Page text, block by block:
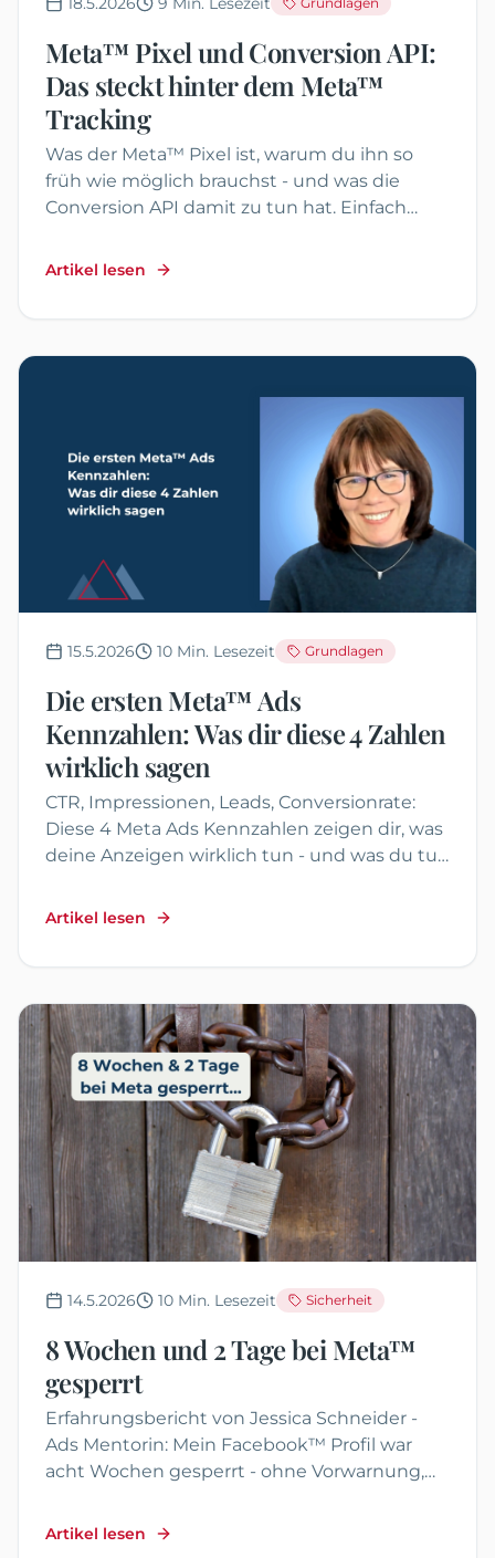
Meta™ Pixel und Conversion API:
Das steckt hinter dem Meta™
Tracking
Was der Meta™ Pixel ist, warum du ihn so
früh wie möglich brauchst - und was die
Conversion API damit zu tun hat. Einfach
Artikel lesen
15.5.2026 10 Min. Lesezeit Grundlagen
Die ersten Meta™ Ads
Kennzahlen: Was dir diese 4 Zahlen
wirklich sagen
CTR, Impressionen, Leads, Conversionrate:
Diese 4 Meta Ads Kennzahlen zeigen dir, was
deine Anzeigen wirklich tun - und was du tun
fällt.
Artikel lesen
14.5.2026 10 Min. Lesezeit Sicherheit
8 Wochen und 2 Tage bei Meta™
gesperrt
Erfahrungsbericht von Jessica Schneider -
Ads Mentorin: Mein Facebook™ Profil war
acht Wochen gesperrt - ohne Vorwarnung,
hat, was du jetzt tun solltest ... hier im Artikel
Artikel lesen